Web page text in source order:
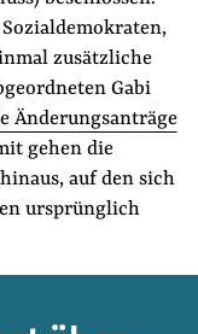
zusätzliche
Gabi
Änderungsanträge
gehen die
auf den sich
ursprünglich